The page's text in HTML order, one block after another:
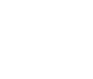
У КОШИК